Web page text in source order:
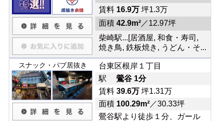
賃料 16.9万坪1.3万
面積 42.9m²／12.97坪
柴崎駅...[居酒屋, 和食・寿司,
焼き鳥, 鉄板焼き, うどん・そ...
スナック・パブ居抜き
台東区根岸１丁目
駅 鶯谷 1分
賃料 39.6万坪1.31万
面積 100.29m²／30.33坪
鶯谷駅より徒歩１分、ガール